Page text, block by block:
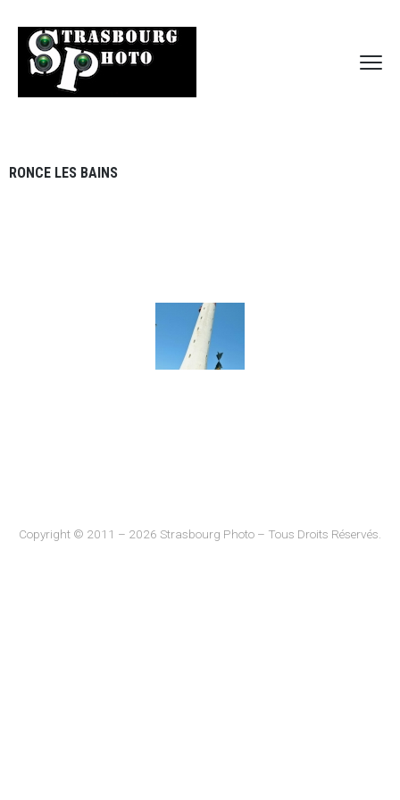
RONCE LES BAINS
Copyright © 2011 – 2026 Strasbourg Photo – Tous Droits Réservés.